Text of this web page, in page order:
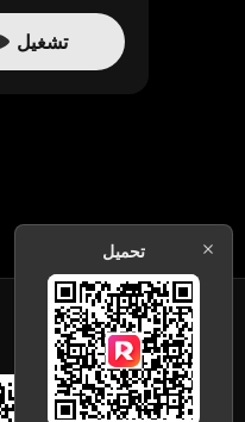
تشغيل
تحميل